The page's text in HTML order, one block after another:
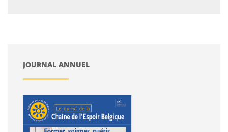
JOURNAL ANNUEL